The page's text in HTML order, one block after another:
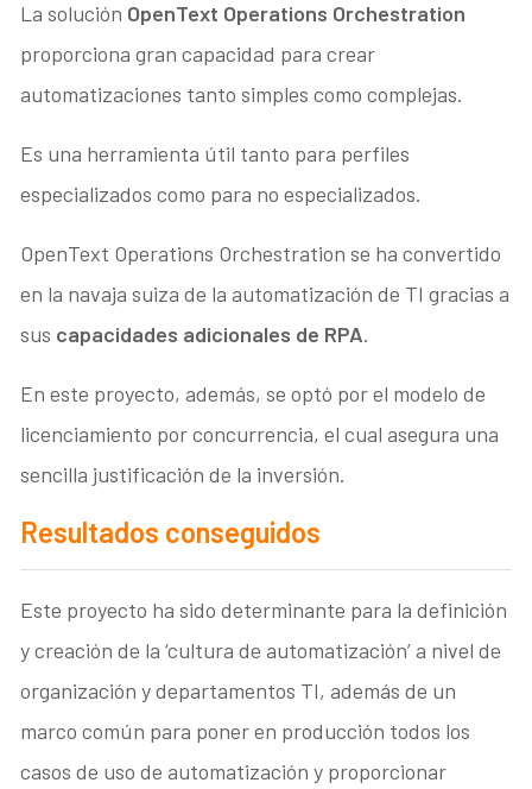
La solución OpenText Operations Orchestration
proporciona gran capacidad para crear
automatizaciones tanto simples como complejas.
Es una herramienta útil tanto para perfiles
especializados como para no especializados.
OpenText Operations Orchestration se ha convertido
en la navaja suiza de la automatización de TI gracias a
sus capacidades adicionales de RPA.
En este proyecto, además, se optó por el modelo de
licenciamiento por concurrencia, el cual asegura una
sencilla justificación de la inversión.
Resultados conseguidos
Este proyecto ha sido determinante para la definición
y creación de la ‘cultura de automatización’ a nivel de
organización y departamentos TI, además de un
marco común para poner en producción todos los
casos de uso de automatización y proporcionar